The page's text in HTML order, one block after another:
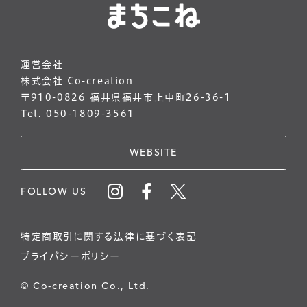
運営会社
株式会社 Co-creation
〒910-0826 福井県福井市上中町26-36-1
Tel. 050-1809-3561
WEBSITE
FOLLOW US
特定商取引に関する法律に基づく表記
プライバシーポリシー
© Co-creation Co., Ltd.